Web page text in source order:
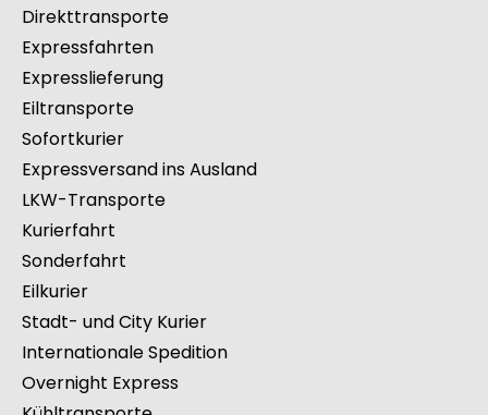
Direkttransporte
Expressfahrten
Expresslieferung
Eiltransporte
Sofortkurier
Expressversand ins Ausland
LKW-Transporte
Kurierfahrt
Sonderfahrt
Eilkurier
Stadt- und City Kurier
Internationale Spedition
Overnight Express